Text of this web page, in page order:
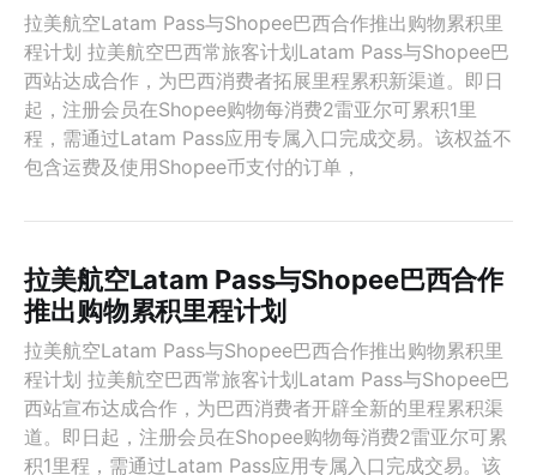
拉美航空Latam Pass与Shopee巴西合作推出购物累积里
程计划 拉美航空巴西常旅客计划Latam Pass与Shopee巴
西站达成合作，为巴西消费者拓展里程累积新渠道。即日
起，注册会员在Shopee购物每消费2雷亚尔可累积1里
程，需通过Latam Pass应用专属入口完成交易。该权益不
包含运费及使用Shopee币支付的订单，
拉美航空Latam Pass与Shopee巴西合作
推出购物累积里程计划
拉美航空Latam Pass与Shopee巴西合作推出购物累积里
程计划 拉美航空巴西常旅客计划Latam Pass与Shopee巴
西站宣布达成合作，为巴西消费者开辟全新的里程累积渠
道。即日起，注册会员在Shopee购物每消费2雷亚尔可累
积1里程，需通过Latam Pass应用专属入口完成交易。该